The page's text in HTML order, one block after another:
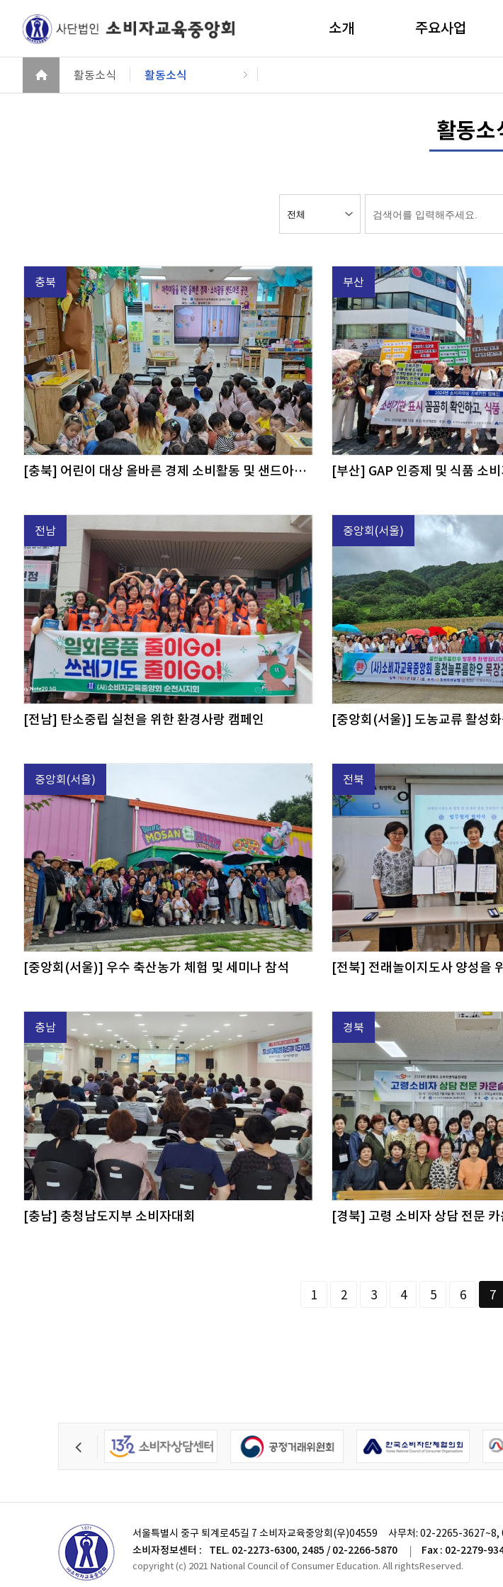
소개 주요사업
활동소식 활동소식
활동소
충북
[충북] 어린이 대상 올바른 경제 소비활동 및 샌드아트 공연
부산
전남
[전남] 탄소중립 실천을 위한 환경사랑 캠페인
중앙회(서울)
중앙회(서울)
[중앙회(서울)] 우수 축산농가 체험 및 세미나 참석
전북
[전북] 전래놀이지도사 양성을
충남
[충남] 충청남도지부 소비자대회
경북
[경북] 고령 소비자 상담 전문
1 2 3 4 5 6 7
서울특별시 중구 퇴계로45길 7 소비자교육중앙회(우)04559 사무처: 02-2265-3627~8,
소비자정보센터 :
TEL. 02-2273-6300, 2485 / 02-2266-5870 Fax : 02-2279-
copyright (c) 2021 National Council of Consumer Education. All rightsReserved.